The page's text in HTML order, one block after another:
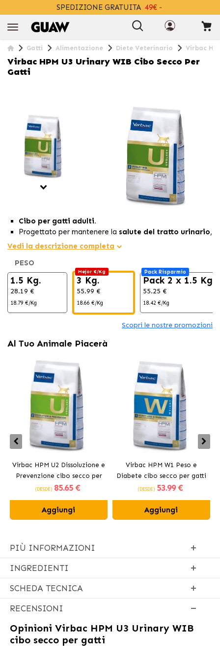
SPEDIZIONE GRATUITA 49€ -
Gatti Alimentazione Diete Veterinario Virbac
Virbac HPM U3 Urinary WIB Cibo Secco Per
Gatti
Cibo per gatti adulti.
Progettato per mantenere la salute del tratto urinario,
prevenendo la formazione di calcoli di struvite
riducendo la formazione di calcoli di ossalato.
44% di proteine,
una bassa proporzione di carboidrati.
Vedi la descrizione completa
PESO
1.5 Kg.
28.19 €
18.79 €/Kg
Mejor €/Kg
3 Kg.
55.99 €
18.66 €/Kg
Pack Risparmio
Pack 2 x 1.5 Kg
55.25 €
18.42 €/Kg
Scopri le nostre promozioni
Al Tuo Animale Piacerà
Virbac HPM U2 Dissoluzione e
Prevenzione cibo secco per
gatti
(DESDE) 85.65 €
Aggiungi
Virbac HPM W1 Peso e
Diabete cibo secco per gatti
(DESDE) 53.99 €
Aggiungi
PIÙ INFORMAZIONI
INGREDIENTI
SCHEDA TECNICA
RECENSIONI
Opinioni Virbac HPM U3 Urinary WIB
cibo secco per gatti